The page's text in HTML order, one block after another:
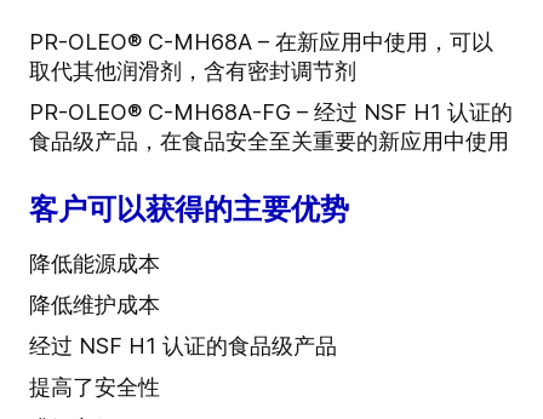
PR-OLEO® C-MH68A – 在新应用中使用，可以
取代其他润滑剂，含有密封调节剂
PR-OLEO® C-MH68A-FG – 经过 NSF H1 认证的
食品级产品，在食品安全至关重要的新应用中使用
客户可以获得的主要优势
降低能源成本
降低维护成本
经过 NSF H1 认证的食品级产品
提高了安全性